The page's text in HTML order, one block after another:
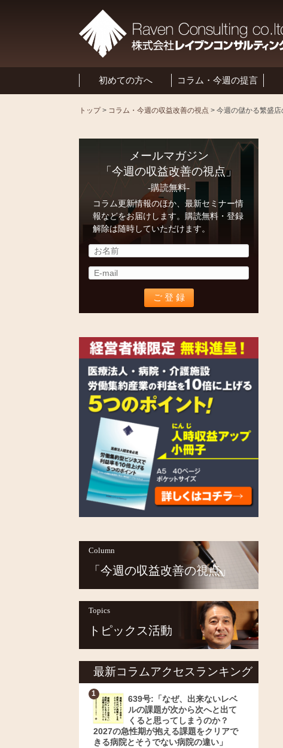
初めての方へ コラム・今週の提言
トップ> コラム・今週の収益改善の視点 >
メールマガジン
「今週の収益改善の視点」
-購読無料-
コラム更新情報のほか、最新セミナー情
報などをお届けします。購読無料・登録
解除は随時していただけます。
Column
「今週の収益改善の視点」
Topics
トピックス活動
最新コラムアクセスランキング
639号:「なぜ、出来ないレベ
ルの課題が次から次へと出て
くると思ってしまうのか？
2027の急性期が抱える課題をクリアで
きる病院とそうでない病院の違い」